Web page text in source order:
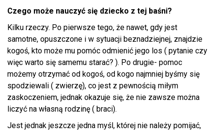
Czego może nauczyć się dziecko z tej baśni?
Kilku rzeczy. Po pierwsze tego, że nawet, gdy jest
samotne, opuszczone i w sytuacji beznadziejnej, znajdzie
kogoś, kto może mu pomóc odmienić jego los ( pytanie czy
więc warto się samemu starać? ). Po drugie- pomoc
możemy otrzymać od kogoś, od kogo najmniej byśmy się
spodziewali ( zwierzę), co jest z pewnością miłym
zaskoczeniem, jednak okazuje się, że nie zawsze można
liczyć na własną rodzinę ( braci).
Jest jednak jeszcze jedna myśl, której nie należy pomijać,